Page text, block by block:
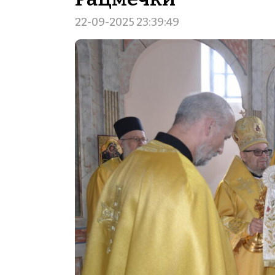
22-09-2025 23:39:49